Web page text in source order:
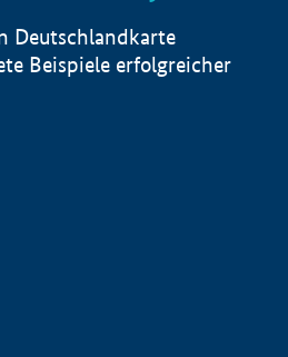
Deutschlandkarte
Beispiele erfolgreicher